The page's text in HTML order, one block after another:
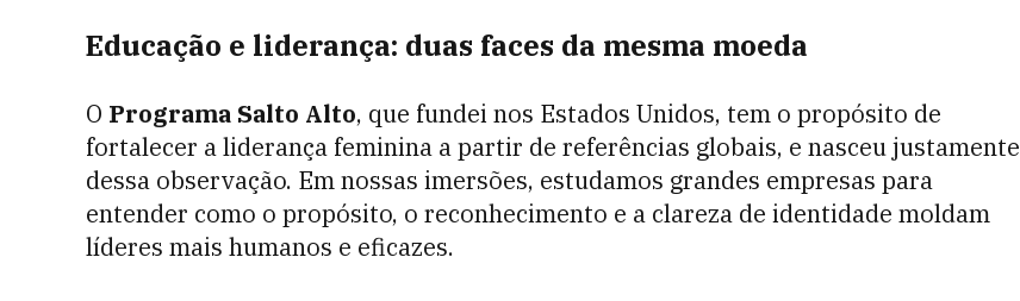
Educação e liderança: duas faces da mesma moeda
O Programa Salto Alto, que fundei nos Estados Unidos, tem o propósito de
fortalecer a liderança feminina a partir de referências globais, e nasceu justamente
dessa observação. Em nossas imersões, estudamos grandes empresas para
entender como o propósito, o reconhecimento e a clareza de identidade moldam
líderes mais humanos e eficazes.